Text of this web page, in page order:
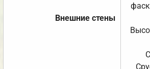
Внешние стены